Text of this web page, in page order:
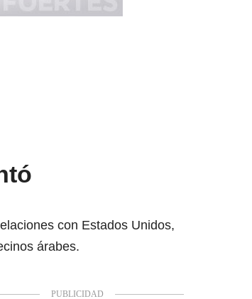
con Estados Unidos,
árabes.